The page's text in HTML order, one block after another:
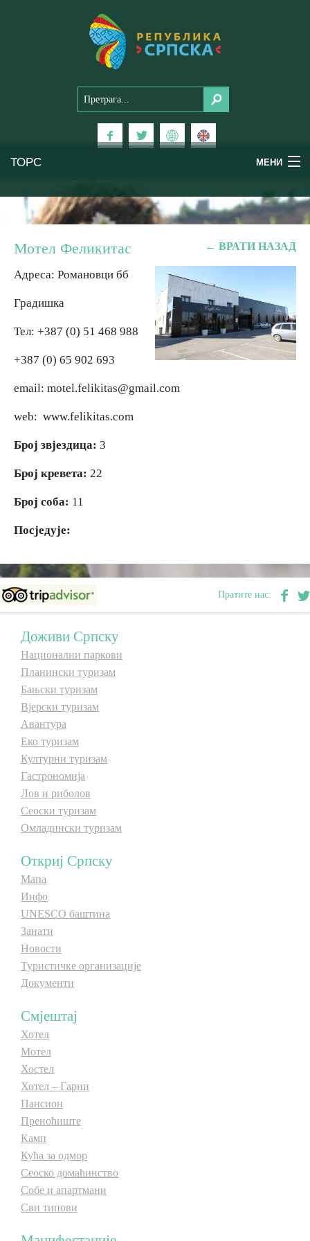
ТОРС МЕНИ
Планински туризам
Бањски туризам
Авантура
Еко туризам
Гастрономија
Лов и риболов
Сеоски туризам
Дестинације
Списак дестинација
Мапа дестинација
Манифестације
Смјештај
Мултимедија
Фото
Видео
E-Brochure
Откриј Српску
← ВРАТИ НАЗАД
Мотел Феликитас
Адреса: Романовци бб
Градишка
Тел: +387 (0) 51 468 988
+387 (0) 65 902 693
email: motel.felikitas@gmail.com
web: www.felikitas.com
Број звјездица: 3
Број кревета: 22
Број соба: 11
Посједује:
Пратите нас:
Доживи Српску
Национални паркови
Планински туризам
Бањски туризам
Вјерски туризам
Авантура
Еко туризам
Културни туризам
Гастрономија
Лов и риболов
Сеоски туризам
Омладински туризам
Откриј Српску
Мапа
Инфо
UNESCO баштина
Занати
Новости
Туристичке организације
Документи
Смјештај
Хотел
Мотел
Хостел
Хотел – Гарни
Пансион
Преноћиште
Камп
Кућа за одмор
Сеоско домаћинство
Собе и апартмани
Сви типови